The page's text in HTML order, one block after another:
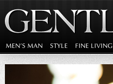
MEN'S MAN STYLE FINE LIVING